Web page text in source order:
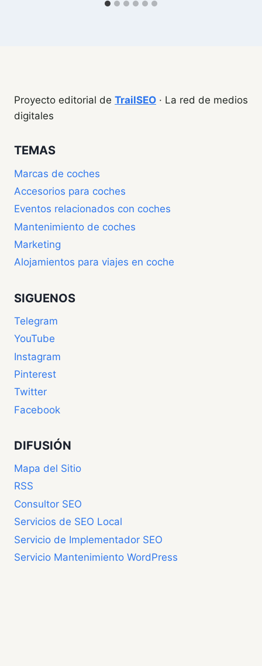
Proyecto editorial de TrailSEO · La red de medios
digitales
TEMAS
Marcas de coches
Accesorios para coches
Eventos relacionados con coches
Mantenimiento de coches
Marketing
Alojamientos para viajes en coche
SIGUENOS
Telegram
YouTube
Instagram
Pinterest
Twitter
Facebook
DIFUSIÓN
Mapa del Sitio
RSS
Consultor SEO
Servicios de SEO Local
Servicio de Implementador SEO
Servicio Mantenimiento WordPress